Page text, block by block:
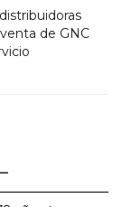
de GNC